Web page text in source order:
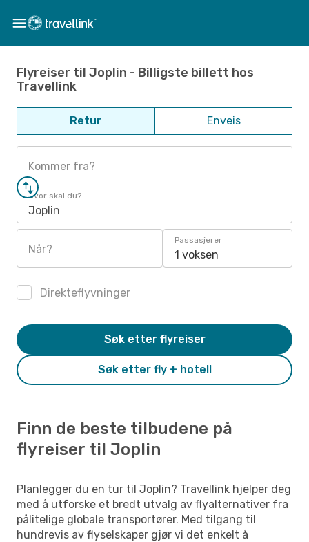
Flyreiser til Joplin - Billigste billett hos
Travellink
Retur Enveis
Kommer fra?
Hvor skal du?
Joplin
Når?
Passasjerer
1 voksen
Direkteflyvninger
Søk etter fly + hotell
Søk etter flyreiser
Finn de beste tilbudene på
flyreiser til Joplin
Planlegger du en tur til Joplin? Travellink hjelper deg
med å utforske et bredt utvalg av flyalternativer fra
pålitelige globale transportører. Med tilgang til
hundrevis av flyselskaper gjør vi det enkelt å